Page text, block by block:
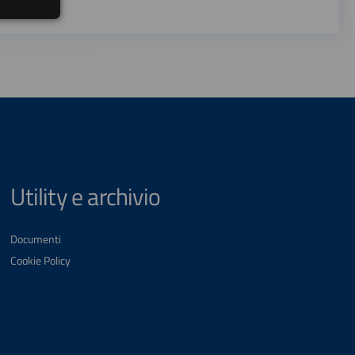
Utility e archivio
Documenti
Cookie Policy